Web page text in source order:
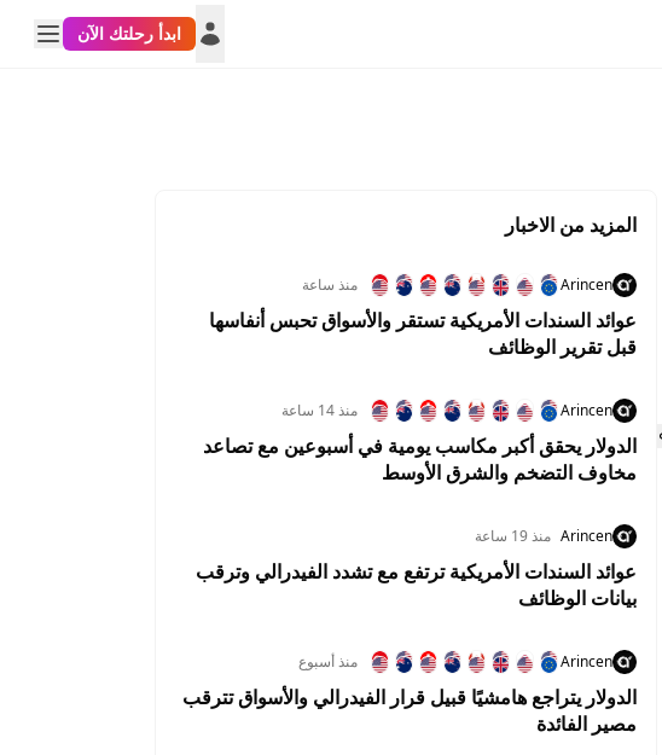
ابدأ رحلتك الآن
المزيد من الاخبار
Arincen منذ ساعة
عوائد السندات الأمريكية تستقر والأسواق تحبس أنفاسها
قبل تقرير الوظائف
Arincen منذ 14 ساعة
الدولار يحقق أكبر مكاسب يومية في أسبوعين مع تصاعد
مخاوف التضخم والشرق الأوسط
Arincen منذ 19 ساعة
عوائد السندات الأمريكية ترتفع مع تشدد الفيدرالي وترقب
بيانات الوظائف
Arincen منذ أسبوع
الدولار يتراجع هامشيًا قبيل قرار الفيدرالي والأسواق تترقب
مصير الفائدة